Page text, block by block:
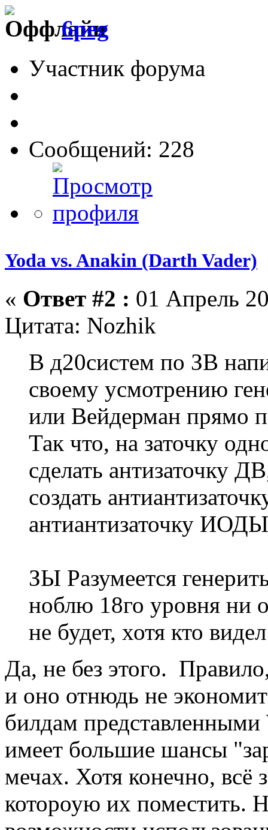
6peg
Участник форума
Сообщений: 228
Yoda vs. Anakin (Darth Vader)
« Ответ #2 : 01 Апрель
Цитата: Nozhik
В д20систем по ЗВ
своему усмотрению
или Вейдерман прямо
Так что, на заточку
сделать антизаточку
создать
антиантизаточку
ЗЫ Разумеется
ноблю 18го уровня ни
не будет, хотя кто
Да, не без этого.
и оно отнюдь не
билдам
имеет большие шансы
мечах. Хотя конечно, всё
котороую их поместить.